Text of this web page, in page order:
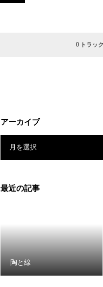
0 トラッ
アーカイブ
月を選択
最近の記事
陶と線